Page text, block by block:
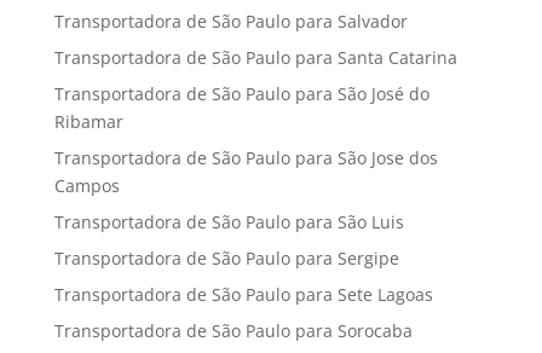
Transportadora de São Paulo para Salvador
Transportadora de São Paulo para Santa Catarina
Transportadora de São Paulo para São José do
Ribamar
Transportadora de São Paulo para São Jose dos
Campos
Transportadora de São Paulo para São Luis
Transportadora de São Paulo para Sergipe
Transportadora de São Paulo para Sete Lagoas
Transportadora de São Paulo para Sorocaba